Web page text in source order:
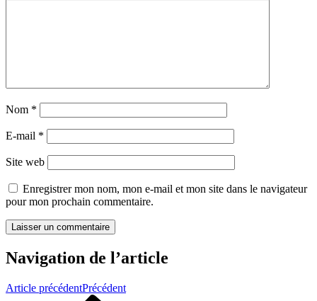
Nom *
E-mail *
Site web
Enregistrer mon nom, mon e-mail et mon site dans le navigateur
pour mon prochain commentaire.
Navigation de l’article
Article précédentPrécédent